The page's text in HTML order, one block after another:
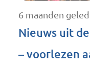
6 maanden
Nieuws uit
– voorlezen